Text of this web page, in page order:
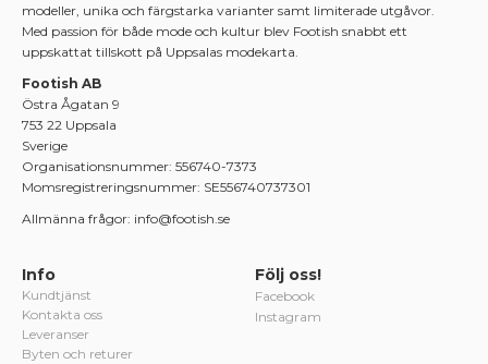
modeller, unika och färgstarka varianter samt limiterade utgåvor.
Med passion för både mode och kultur blev Footish snabbt ett
uppskattat tillskott på Uppsalas modekarta.
Footish AB
Östra Ågatan 9
753 22 Uppsala
Sverige
Organisationsnummer: 556740-7373
Momsregistreringsnummer: SE556740737301
Allmänna frågor: info@footish.se
Info
Kundtjänst
Kontakta oss
Leveranser
Byten och returer
Följ oss!
Facebook
Instagram